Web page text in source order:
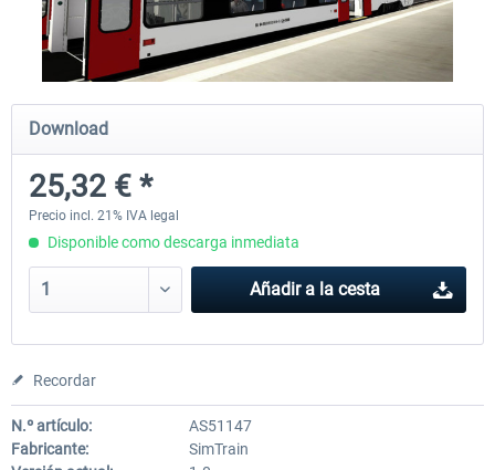
ICE 4 (Class 412)
35,54 € *
Stadler Flirt 3
Download
25,32 € *
Precio incl. 21% IVA legal
Disponible como descarga inmediata
Añadir a la cesta
Recordar
N.º artículo:
AS51147
Fabricante:
SimTrain